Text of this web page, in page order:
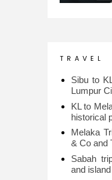
T R A V E L
Sibu to
Lumpur
KL to
historical
Melaka
& Co and
Sabah
and